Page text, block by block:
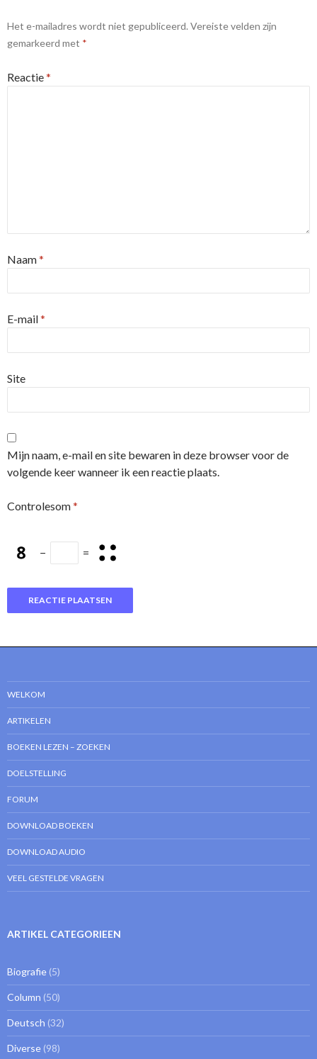
Het e-mailadres wordt niet gepubliceerd. Vereiste velden zijn
gemarkeerd met *
Reactie*
Naam*
E-mail*
Site
Mijn naam, e-mail en site bewaren in deze browser voor de
volgende keer wanneer ik een reactie plaats.
Controlesom*
− =
WELKOM
ARTIKELEN
BOEKEN LEZEN – ZOEKEN
DOELSTELLING
FORUM
DOWNLOAD BOEKEN
DOWNLOAD AUDIO
VEEL GESTELDE VRAGEN
ARTIKEL CATEGORIEEN
Biografie (5)
Column (50)
Deutsch (32)
Diverse (98)